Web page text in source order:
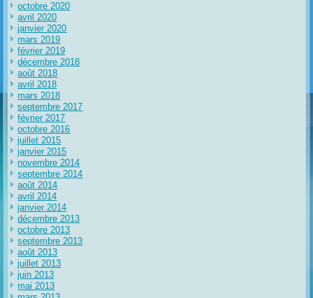
octobre 2020
avril 2020
janvier 2020
mars 2019
février 2019
décembre 2018
août 2018
avril 2018
mars 2018
septembre 2017
février 2017
octobre 2016
juillet 2015
janvier 2015
novembre 2014
septembre 2014
août 2014
avril 2014
janvier 2014
décembre 2013
octobre 2013
septembre 2013
août 2013
juillet 2013
juin 2013
mai 2013